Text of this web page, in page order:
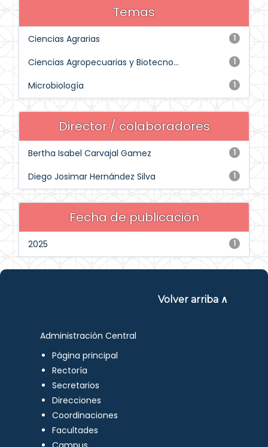
Temas
1
Ciencias Agrarias
1
Ciencias Agropecuarias y Biotecno...
1
Microbiología
Director / colaboradores
1
Bertha Isabel Carvajal Gamez
1
Diego Josimar Hernández Silva
Fecha de publicación
1
2025
Volver arriba ∧
Administración Central
Página principal
Rectoría
Secretarios
Direcciones
Coordinaciones
Facultades